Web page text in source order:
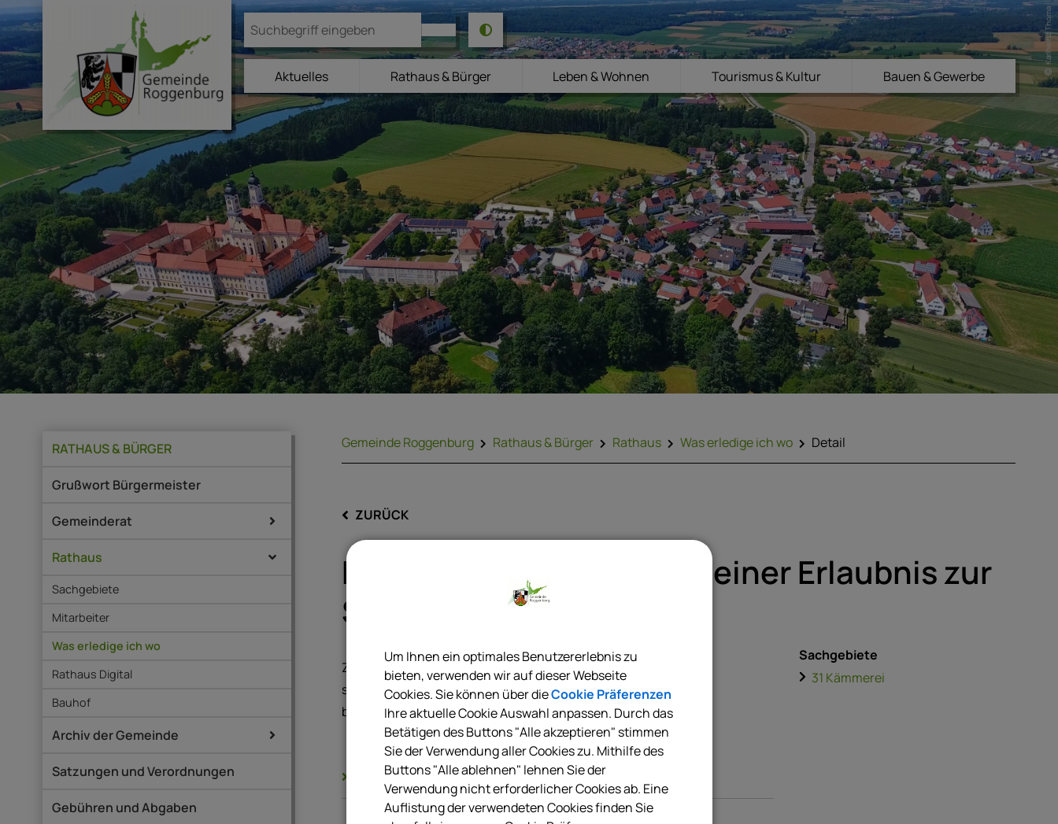
Aktuelles Rathaus & Bürger Leben & Wohnen Tourismus & Kultur Bauen & Gewerbe
Karlheinz Thoma
RATHAUS & BÜRGER
Grußwort Bürgermeister
Gemeinderat
Rathaus
Sachgebiete
Mitarbeiter
Was erledige ich wo
Rathaus Digital
Bauhof
Archiv der Gemeinde
Satzungen und Verordnungen
Gebühren und Abgaben
Gemeinde Roggenburg Rathaus & Bürger Rathaus Was erledige ich wo Detail
ZURÜCK
Brennholz; Beantragung einer Erlaubnis zur
Selbstwerbung
Zur Deckung des privaten Brennholz-Eigenbedarfs können Sie
sogenanntes Selbstwerberholz bei kommunalen Waldbesitzern
beantragen.
Langbeschreibung
Sachgebiete
31 Kämmerei
Um Ihnen ein optimales Benutzererlebnis zu
bieten, verwenden wir auf dieser Webseite
Cookies. Sie können über dieCookie Präferenzen
Ihre aktuelle Cookie Auswahl anpassen. Durch das
Betätigen des Buttons "Alle akzeptieren" stimmen
Sie der Verwendung aller Cookies zu. Mithilfe des
Buttons "Alle ablehnen" lehnen Sie der
Verwendung nicht erforderlicher Cookies ab. Eine
Auflistung der verwendeten Cookies finden Sie